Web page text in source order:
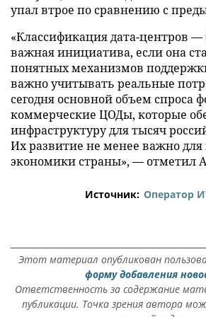
упал втрое по сравнению с
«Классификация дата-центров —
важная инициатива, если она
понятных механизмов
важно учитывать реальные
сегодня основной объем спроса
коммерческие ЦОДы, которые
инфраструктуру для тысяч
Их развитие не менее важно
экономики страны», — отметил
Источник: Оператор
Этот материал опубликован
форму добавления
Ответственность за содержание
публикации. Точка зрения автора